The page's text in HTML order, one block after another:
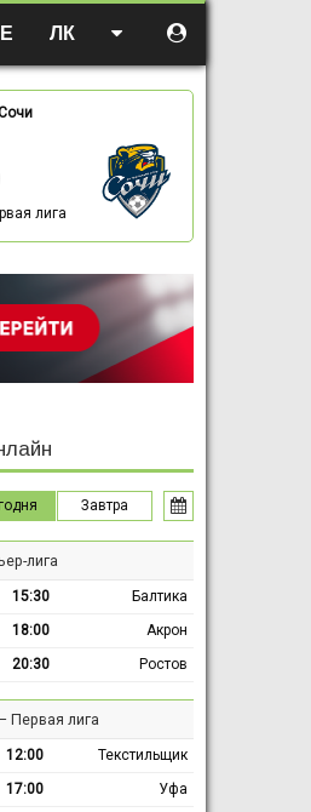
ЛК
лига
Завтра
лига
15:30
Балтика
18:00
Акрон
20:30 Ростов
Первая лига
12:00
Текстильщик
17:00
Уфа